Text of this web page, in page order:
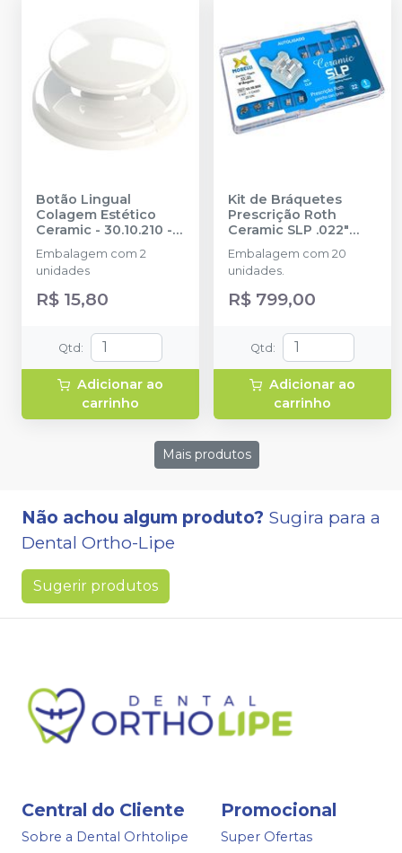
Botão Lingual
Colagem Estético
Ceramic - 30.10.210 -
MORELLI
Embalagem com 2
unidades
R$ 15,80
Qtd:
Adicionar ao
carrinho
Kit de Bráquetes
Prescrição Roth
Ceramic SLP .022"
Can.9° Ang. Gancho
Can./Prés - 10.16.900
MORELLI
Embalagem com 20
unidades.
R$ 799,00
Qtd:
Adicionar ao
carrinho
Mais produtos
Não achou algum produto? Sugira para a
Dental Ortho-Lipe
Sugerir produtos
Central do Cliente
Sobre a Dental Orhtolipe
Promocional
Super Ofertas